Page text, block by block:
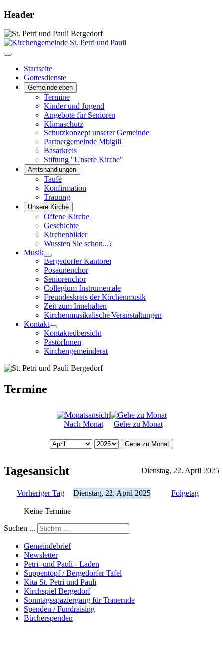
Header
Startseite
Gottesdienste
Gemeindeleben
Termine
Kinder und Jugend
Angebote für Senioren
Klimaschutz
Schutzkonzept unserer Gemeinde
Partnergemeinde Mbigili
Basarkreis
Stiftung "Unsere Kirche"
Amtshandlungen
Taufe
Konfirmation
Trauung
Unsere Kirche
Offene Kirche
Geschichte
Kirchenbilder
Wussten Sie schon...?
Musik
Bergedorfer Kantorei
Posaunenchor
Seniorenchor
Collegium Instrumentale
Freundeskreis der Kirchenmusik
Zeit zum Innehalten
Kirchenmusikalische Veranstaltungen
Kontakt
Kontakteübersicht
PastorInnen
Kirchengemeinderat
Termine
Nach Monat Gehe zu Monat
Gehe zu Monat
Tagesansicht Dienstag, 22. April 2025
Vorheriger Tag Dienstag, 22. April 2025 Folgetag
Keine Termine
Suchen ...
Gemeindebrief
Newsletter
Petri- und Pauli - Laden
Suppentopf / Bergedorfer Tafel
Kita St. Petri und Pauli
Kirchspiel Bergedorf
Sonntagsspaziergang für Trauernde
Spenden / Fundraising
Bücherspenden